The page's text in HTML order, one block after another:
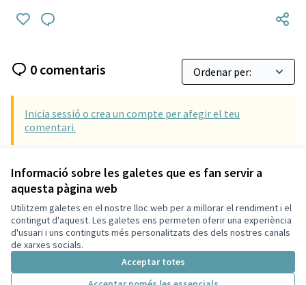
Informació sobre les galetes que es fan servir a
aquesta pàgina web
Utilitzem galetes en el nostre lloc web per a millorar el rendiment i el
contingut d'aquest. Les galetes ens permeten oferir una experiència
d'usuari i uns continguts més personalitzats des dels nostres canals
de xarxes socials.
Acceptar totes
0 comentaris
Inicia sessió o crea un compte per afegir el teu
comentari.
Termes i condicions d'ús
Configuració de les galetes
Triar la llenguaElegir el idioma